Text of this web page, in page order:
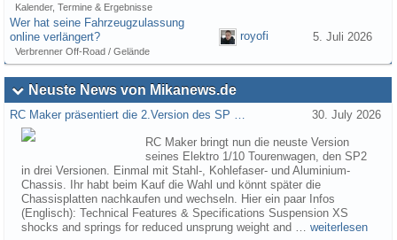
Kalender, Termine & Ergebnisse
Wer hat seine Fahrzeugzulassung
online verlängert?
Verbrenner Off-Road / Gelände
royofi 5. Juli 2026
Neuste News von Mikanews.de
RC Maker präsentiert die 2.Version des SP … 30. July 2026
RC Maker bringt nun die neuste Version
seines Elektro 1/10 Tourenwagen, den SP2
in drei Versionen. Einmal mit Stahl-, Kohlefaser- und Aluminium-
Chassis. Ihr habt beim Kauf die Wahl und könnt später die
Chassisplatten nachkaufen und wechseln. Hier ein paar Infos
(Englisch): Technical Features & Specifications Suspension XS
shocks and springs for reduced unsprung weight and … weiterlesen